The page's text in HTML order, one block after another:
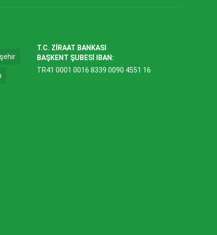
T.C. ZİRAAT BANKASI
BAŞKENT ŞUBESİ IBAN:
TR41 0001 0016 8339 0090 4551 16